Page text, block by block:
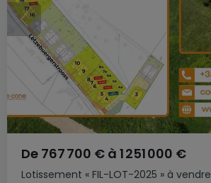
Lotissement « FIL-LOT-2025 » à vendre
De 767 700 € à 1 251 000 €